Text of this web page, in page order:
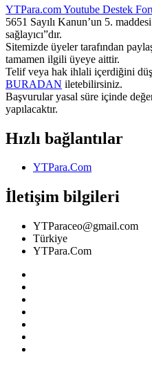
YTPara.comYoutube Destek
5651 Sayılı Kanun’un 5.
sağlayıcı”dır.
Sitemizde üyeler tarafından
tamamen ilgili üyeye aittir.
Telif veya hak ihlali içerdiğini
BURADAN iletebilirsiniz.
Başvurular yasal süre içinde
yapılacaktır.
Hızlı bağlantılar
YTPara.Com
İletişim bilgileri
YTParaceo@gmail.com
Türkiye
YTPara.Com